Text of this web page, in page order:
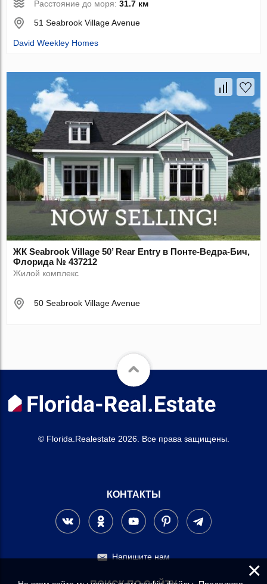
Расстояние до моря:31.7 км
51 Seabrook Village Avenue
David Weekley Homes
ЖК Seabrook Village 50’ Rear Entry в Понте-Ведра-Бич,
Флорида № 437212
Жилой комплекс
50 Seabrook Village Avenue
© Florida.Realestate 2026. Все права защищены.
КОНТАКТЫ
Напишите нам
×